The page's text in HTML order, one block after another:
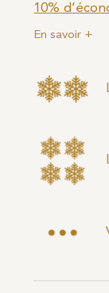
10%
En savoir +